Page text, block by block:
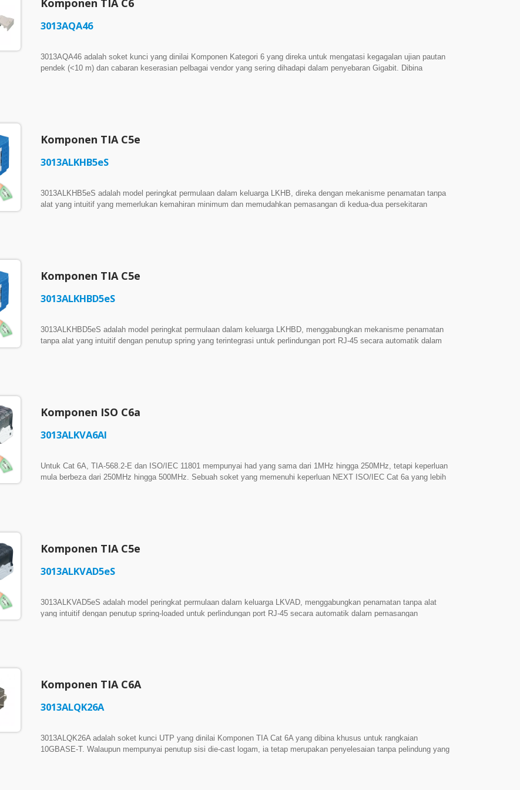
kabel yang dipasang secara tetap melebihi had tradisional 100 MHz Cat 5e memberikan ruang lebar jalur tambahan. Di
sinilah 3013AKVE5eS Super Cat 5e berperanan. Dihasilkan di Taiwan Perkakasan Penyambung Cat 5e Bertauliah ETL
& Diuji Suku Tahunan Mematuhi 4PPoE Dipatenkan US 9391405 B1
Komponen TIA C6
3013AQA46
3013AQA46 adalah soket kunci yang dinilai Komponen Kategori 6 yang direka untuk mengatasi kegagalan ujian pautan
pendek (<10 m) dan cabaran keserasian pelbagai vendor yang sering dihadapi dalam penyebaran Gigabit. Dibina
bukaan pemasangan yang mengukur antara 19.0mm dan 19.4mm. Menerima alat impak 110 standard untuk pengetukan
lapangan yang mudah.
Komponen TIA C5e
3013ALKHB5eS
3013ALKHB5eS adalah model peringkat permulaan dalam keluarga LKHB, direka dengan mekanisme penamatan tanpa
alat yang intuitif yang memerlukan kemahiran minimum dan memudahkan pemasangan di kedua-dua persekitaran
tinggi 48-port 1RU dan bingkai 6-port, menjadikannya ideal untuk pemasangan yang terhad ruang. Dihasilkan di Taiwan
TIA-568.2-D Cat 5e Dinilai Komponen Mematuhi 4PPoE Patented US 9,325,117 B1 / US 11,870,195 B2
Komponen TIA C5e
3013ALKHBD5eS
3013ALKHBD5eS adalah model peringkat permulaan dalam keluarga LKHBD, menggabungkan mekanisme penamatan
tanpa alat yang intuitif dengan penutup spring yang terintegrasi untuk perlindungan port RJ-45 secara automatik dalam
automatik menutup apabila kord patch dikeluarkan atau port tidak digunakan, membantu mencegah habuk dan objek
asing daripada mempengaruhi kebolehpercayaan kontak RJ-45. Dihasilkan di Taiwan TIA-568.2-D Kategori 5e
Komponen-Diiktiraf Mematuhi 4PPoE US 9,325,117 B1 / US 11,870,195 B2 Dipatenkan
Komponen ISO C6a
3013ALKVA6AI
Untuk Cat 6A, TIA-568.2-E dan ISO/IEC 11801 mempunyai had yang sama dari 1MHz hingga 250MHz, tetapi keperluan
mula berbeza dari 250MHz hingga 500MHz. Sebuah soket yang memenuhi keperluan NEXT ISO/IEC Cat 6a yang lebih
Crosstalk Alien di bawah syarat pemasangan yang ditetapkan, termasuk panel patch dan penutup muka. 3013ALKVA6AI
telah disahkan melalui pengesahan Intertek, memastikan penyebaran yang boleh dipercayai untuk projek yang
menuntut. Dihasilkan di Taiwan Disahkan ETL ISO / TIA Komponen Cat 6a & Diuji Secara Suku Tahunan Mematuhi
4PPoE Berpatent US 9391405 B1 / US 9929480 B1
Komponen TIA C5e
3013ALKVAD5eS
3013ALKVAD5eS adalah model peringkat permulaan dalam keluarga LKVAD, menggabungkan penamatan tanpa alat
yang intuitif dengan penutup spring-loaded untuk perlindungan port RJ-45 secara automatik dalam pemasangan
kumpulan 6-port untuk pemasangan yang terhad ruang. Penutup yang tertekan secara automatik menutup apabila tidak
dipadankan, membantu melindungi kontak RJ-45 daripada habuk dan objek asing. Dihasilkan di Taiwan Perkakasan
Penyambung Cat 5e yang Disahkan ETL & Diuji Setiap Suku Tahun Mematuhi 4PPoE Paten AS 9391405 B1 / AS
9929480 B1
Komponen TIA C6A
3013ALQK26A
3013ALQK26A adalah soket kunci UTP yang dinilai Komponen TIA Cat 6A yang dibina khusus untuk rangkaian
10GBASE-T. Walaupun mempunyai penutup sisi die-cast logam, ia tetap merupakan penyelesaian tanpa pelindung yang